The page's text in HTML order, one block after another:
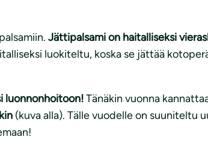
Jättipalsami on haitalliseksi
luokiteltu, koska se jättää
luonnonhoitoon!Tänäkin vuonna
(kuva alla). Tälle vuodelle on suuniteltu